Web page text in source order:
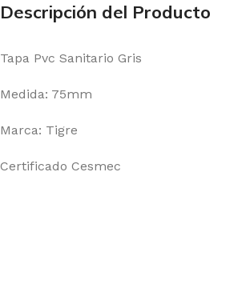
Descripción del Producto
Tapa Pvc Sanitario Gris
Medida: 75mm
Marca: Tigre
Certificado Cesmec